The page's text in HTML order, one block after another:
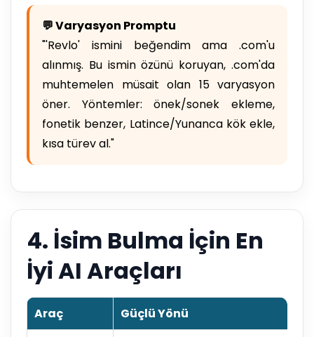
💬 Varyasyon Promptu
"'Revlo' ismini beğendim ama .com'u
alınmış. Bu ismin özünü koruyan, .com'da
muhtemelen müsait olan 15 varyasyon
öner. Yöntemler: önek/sonek ekleme,
fonetik benzer, Latince/Yunanca kök ekle,
kısa türev al."
4. İsim Bulma İçin En
İyi AI Araçları
Araç
Güçlü Yönü